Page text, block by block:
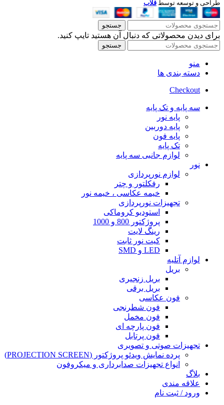
طراحی و توسعه توسط قلاب
جستجو
برای دیدن محصولاتی که دنبال آن هستید تایپ کنید.
جستجو
منو
دسته بندی ها
Checkout
سه پایه و تک پایه
پایه نور
پایه دوربین
پایه فون
تک پایه
لوازم جانبی سه پایه
نور
لوازم نورپردازی
رفکلتور و چتر
خیمه عکاسی ، خیمه نور
تجهیزات نورپردازی
استودیو کروماکی
پروژکتور 800 و 1000
رینگ لایت
کیت نور ثابت
LED و SMD
لوازم آتلیه
بریل
بریل زنجیری
بریل برقی
فون عکاسی
فون شطرنجی
فون مخمل
فون پارچه ای
فون پرتابل
تجهیزات صوتی و تصویری
پرده نمایش ویدئو پروژکتور (PROJECTION SCREEN)
انواع تجهیزات صدابرداری و میکروفون
بلاگ
علاقه مندی
ورود / ثبت نام